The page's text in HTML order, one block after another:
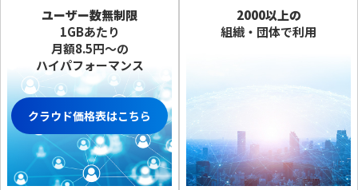
ユーザー数無制限
1GBあたり
月額8.5円～の
ハイパフォーマンス
クラウド価格表はこちら
2000以上の
組織・団体で利用